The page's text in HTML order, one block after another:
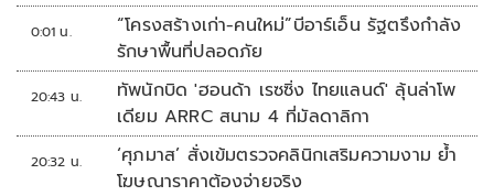
0:01 น.
“โครงสร้างเก่า-คนใหม่”บีอาร์เอ็น รัฐตรึงกำลัง
รักษาพื้นที่ปลอดภัย
20:43 น.
ทัพนักบิด 'ฮอนด้า เรซซิ่ง ไทยแลนด์' ลุ้นล่าโพ
เดียม ARRC สนาม 4 ที่มัลดาลิกา
20:32 น.
‘ศุภมาส’ สั่งเข้มตรวจคลินิกเสริมความงาม ย้ำ
โฆษณาราคาต้องจ่ายจริง